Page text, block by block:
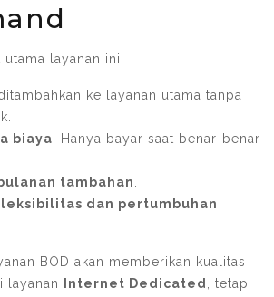
utama layanan ini:
ke layanan utama tanpa
biaya: Hanya bayar saat benar-benar
tambahan
dan pertumbuhan
BOD akan memberikan kualitas
layanan
Internet Dedicated
, tetapi